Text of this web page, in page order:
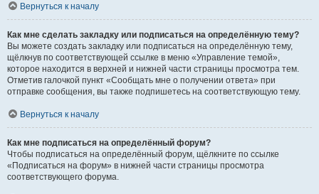
Вернуться к началу
Как мне сделать закладку или подписаться на определённую тему?
Вы можете создать закладку или подписаться на определённую тему,
щёлкнув по соответствующей ссылке в меню «Управление темой»,
которое находится в верхней и нижней части страницы просмотра тем.
Отметив галочкой пункт «Сообщать мне о получении ответа» при
отправке сообщения, вы также подпишетесь на соответствующую тему.
Вернуться к началу
Как мне подписаться на определённый форум?
Чтобы подписаться на определённый форум, щёлкните по ссылке
«Подписаться на форум» в нижней части страницы просмотра
соответствующего форума.